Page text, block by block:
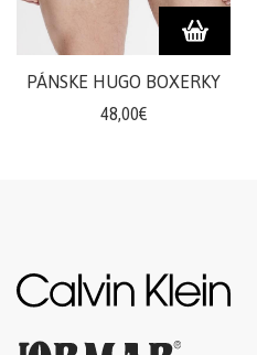
PÁNSKE HUGO BOXERKY
48,00€